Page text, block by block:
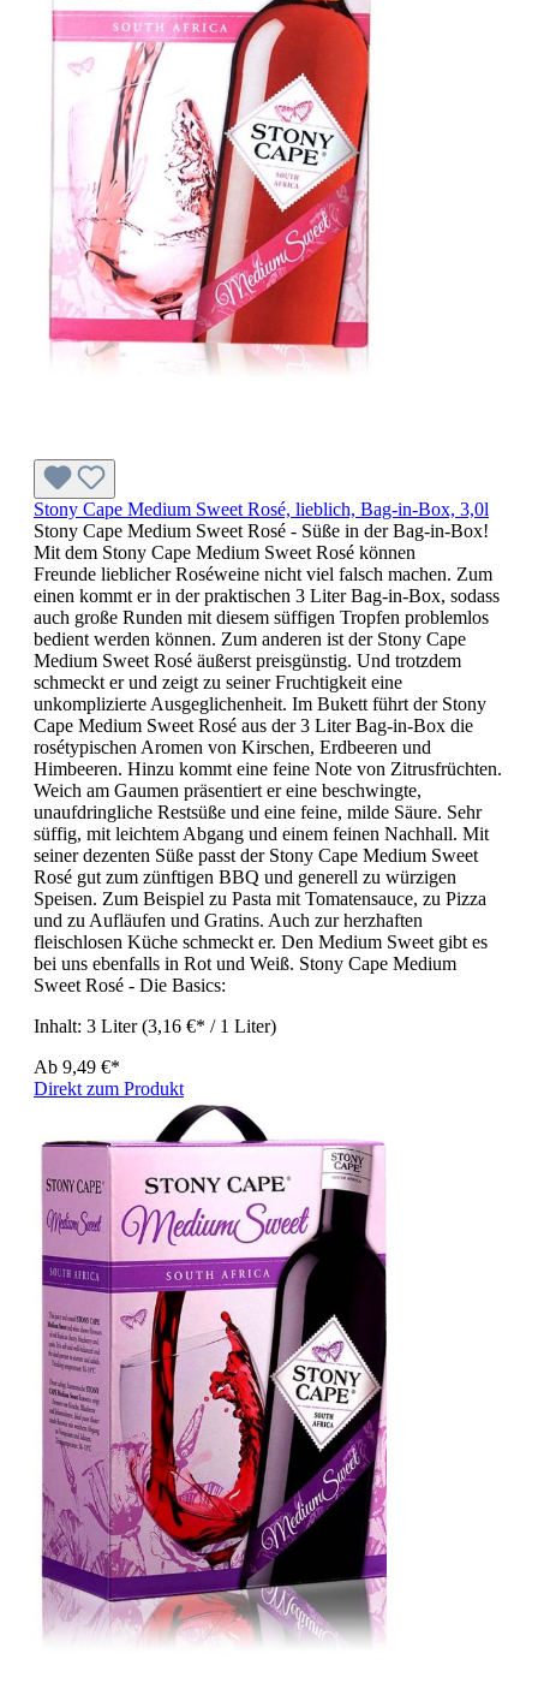
Stony Cape Medium Sweet Rosé, lieblich, Bag-in-Box, 3,0l
Stony Cape Medium Sweet Rosé - Süße in der Bag-in-Box!
Mit dem Stony Cape Medium Sweet Rosé können
Freunde lieblicher Roséweine nicht viel falsch machen. Zum
einen kommt er in der praktischen 3 Liter Bag-in-Box, sodass
auch große Runden mit diesem süffigen Tropfen problemlos
bedient werden können. Zum anderen ist der Stony Cape
Medium Sweet Rosé äußerst preisgünstig. Und trotzdem
schmeckt er und zeigt zu seiner Fruchtigkeit eine
unkomplizierte Ausgeglichenheit. Im Bukett führt der Stony
Cape Medium Sweet Rosé aus der 3 Liter Bag-in-Box die
rosétypischen Aromen von Kirschen, Erdbeeren und
Himbeeren. Hinzu kommt eine feine Note von Zitrusfrüchten.
Weich am Gaumen präsentiert er eine beschwingte,
unaufdringliche Restsüße und eine feine, milde Säure. Sehr
süffig, mit leichtem Abgang und einem feinen Nachhall. Mit
seiner dezenten Süße passt der Stony Cape Medium Sweet
Rosé gut zum zünftigen BBQ und generell zu würzigen
Speisen. Zum Beispiel zu Pasta mit Tomatensauce, zu Pizza
und zu Aufläufen und Gratins. Auch zur herzhaften
fleischlosen Küche schmeckt er. Den Medium Sweet gibt es
bei uns ebenfalls in Rot und Weiß. Stony Cape Medium
Sweet Rosé - Die Basics:
Inhalt: 3 Liter(3,16 €* / 1 Liter)
Ab 9,49 €*
Direkt zum Produkt